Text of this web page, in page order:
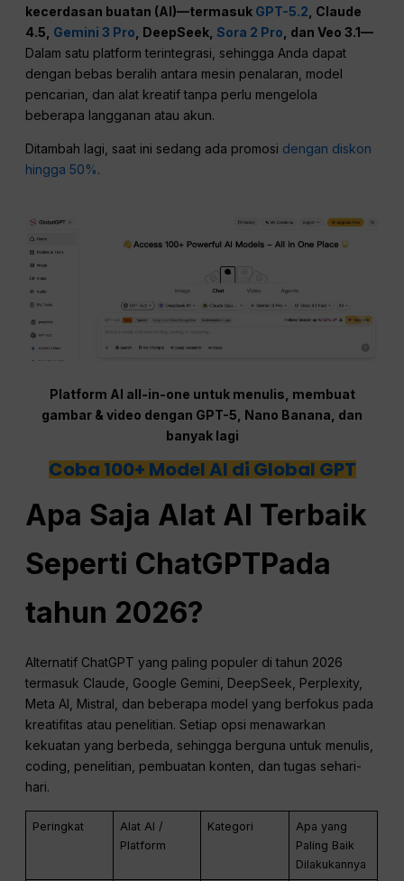
kecerdasan buatan (AI)—termasuk GPT-5.2 , Claude
4.5, Gemini 3 Pro , DeepSeek,Sora 2 Pro , dan Veo 3.1—
Dalam satu platform terintegrasi, sehingga Anda dapat
dengan bebas beralih antara mesin penalaran, model
pencarian, dan alat kreatif tanpa perlu mengelola
beberapa langganan atau akun.
Ditambah lagi, saat ini sedang ada promosi dengan diskon
hingga 50%.
Platform AI all-in-one untuk menulis, membuat
gambar & video dengan GPT-5, Nano Banana, dan
banyak lagi
Coba 100+ Model AI di Global GPT
Apa Saja Alat AI Terbaik
Seperti ChatGPTPada
tahun 2026?
Alternatif ChatGPT yang paling populer di tahun 2026
termasuk Claude, Google Gemini, DeepSeek, Perplexity,
Meta AI, Mistral, dan beberapa model yang berfokus pada
kreatifitas atau penelitian. Setiap opsi menawarkan
kekuatan yang berbeda, sehingga berguna untuk menulis,
coding, penelitian, pembuatan konten, dan tugas sehari-
hari.
Peringkat
Alat AI /
Platform
Kategori
Apa yang
Paling Baik
Dilakukannya